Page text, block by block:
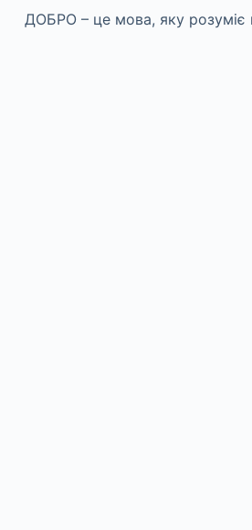
ДОБРО – це мова, яку розуміє